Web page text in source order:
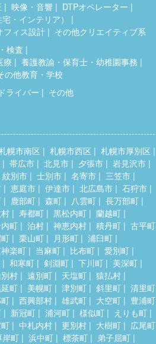
映像・音響
DTPオペレーター
・インテリア）
フィス設計
その他クリエイティブ系
検査
療
養護教諭・保育士・幼稚園事務
の他教育・学校
ライバー
その他
幌市南区 札幌市西区
札幌市厚別区
帯広市
北見市 夕張市
岩見沢市
紋別市
士別市 名寄市
三笠市
恵庭市 伊達市 北広島市
石狩市
鹿部町 森町 八雲町
長万部町
寿都町 黒松内町
蘭越町
町
泊村 神恵内村 積丹町
古平町
栗山町 月形町
浦臼町
楽町
当麻町 比布町
愛別町
和寒町
剣淵町 下川町
美深町
村
遠別町 天塩町
猿払村
町
美幌町 津別町 斜里町
清里町
西興部村 雄武町 大空町
豊浦町
新冠町 浦河町 様似町
えりも町
中札内村 更別村 大樹町
広尾町
岸町
浜中町 標茶町 弟子屈町